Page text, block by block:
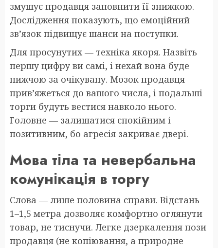
змушує продавця заповнити її знижкою.
Дослідження показують, що емоційний
зв’язок підвищує шанси на поступки.
Для просунутих — техніка якоря. Назвіть
першу цифру ви самі, і нехай вона буде
нижчою за очікувану. Мозок продавця
прив’яжеться до вашого числа, і подальші
торги будуть вестися навколо нього.
Головне — залишатися спокійним і
позитивним, бо агресія закриває двері.
Мова тіла та невербальна
комунікація в торгу
Слова — лише половина справи. Відстань
1–1,5 метра дозволяє комфортно оглянути
товар, не тиснучи. Легке дзеркалення пози
продавця (не копіювання, а природне